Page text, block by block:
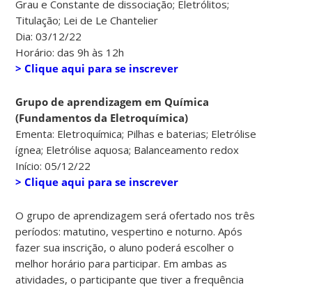
Grau e Constante de dissociação; Eletrólitos;
Titulação; Lei de Le Chantelier
Dia: 03/12/22
Horário: das 9h às 12h
> Clique aqui para se inscrever
Grupo de aprendizagem em Química
(Fundamentos da Eletroquímica)
Ementa: Eletroquímica; Pilhas e baterias; Eletrólise
ígnea; Eletrólise aquosa; Balanceamento redox
Início: 05/12/22
> Clique aqui para se inscrever
O grupo de aprendizagem será ofertado nos três
períodos: matutino, vespertino e noturno. Após
fazer sua inscrição, o aluno poderá escolher o
melhor horário para participar. Em ambas as
atividades, o participante que tiver a frequência